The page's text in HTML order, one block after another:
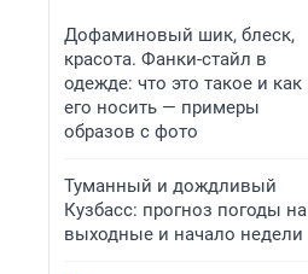
Дофаминовый шик, блеск,
красота. Фанки-стайл в
одежде: что это такое и как
его носить — примеры
образов с фото
Туманный и дождливый
Кузбасс: прогноз погоды на
выходные и начало недели